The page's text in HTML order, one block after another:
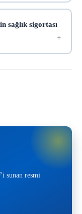
sağlık sigortası
sunan resmi